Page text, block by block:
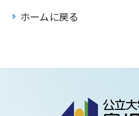
ホームに戻る